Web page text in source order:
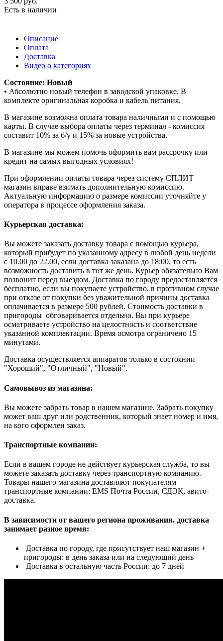
Есть в наличии
Описание
Оплата
Доставка
Видео о категориях
Состояние: Новый
• Абсолютно новый телефон в заводской упаковке. В
комплекте оригинальная коробка и кабель питания.
В магазине возможна оплата товара наличными и с помощью
карты. В случае выбора оплаты через терминал - комиссия
составит 10% за б/у и 15% за новые устройства.
В магазине мы можем помочь оформить вам рассрочку или
кредит на самых выгодных условиях!
При оформлении оплаты товара через систему СПЛИТ
магазин вправе взимать дополнительную комиссию.
Актуальную информацию о размере комиссии уточняйте у
оператора в процессе оформления заказа.
Курьерская доставка:
Вы можете заказать доставку товара с помощью курьера,
который прибудет по указанному адресу в любой день недели
с 10.00 до 22.00, если доставка заказана до 18:00, то есть
возможность доставить в тот же день. Курьер обязательно Вам
позвонит перед выездом. Доставка по городу предоставляется
бесплатно, если вы покупаете устройство, в противном случае
при отказе от покупки без уважительной причины доставка
оплачивается в размере 500 рублей. Стоимость доставки в
пригороды обговаривается отдельно. Вы при курьере
осматриваете устройство на целостность и соответствие
указанной комплектации. Время осмотра ограничено 15
минутами.
Доставка осуществляется аппаратов только в состоянии
"Хороший", "Отличный", "Новый".
Самовывоз из магазина:
Вы можете забрать товар в нашем магазине. Забрать покупку
может ваш друг или родственник, который знает номер и имя,
на кого оформлен заказ.
Транспортные компании:
Если в вашем городе не действует курьерская служба, то вы
можете заказать доставку через транспортную компанию.
Товары нашего магазина доставляют покупателям
транспортные компании: EMS Почта России, СДЭК, авито-
доставка.
В зависимости от вашего региона проживания, доставка
занимает разное время:
Доставка по городу, где присутствует наш магазин +
пригороды: в день заказа или на следующий день
Доставка в остальную часть России: до 7 дней